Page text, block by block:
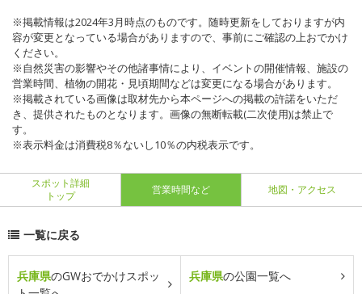
※掲載情報は2024年3月時点のものです。随時更新をしておりますが内
容が変更となっている場合がありますので、事前にご確認の上おでかけ
ください。
※自然災害の影響やその他諸事情により、イベントの開催情報、施設の
営業時間、植物の開花・見頃期間などは変更になる場合があります。
※掲載されている画像は取材先から本ページへの掲載の許諾をいただ
き、提供されたものとなります。画像の無断転載(二次使用)は禁止で
す。
※表示料金は消費税8％ないし10％の内税表示です。
スポット詳細
トップ
営業時間など 地図・アクセス
一覧に戻る
兵庫県のGWおでかけスポッ
兵庫県の公園一覧へ